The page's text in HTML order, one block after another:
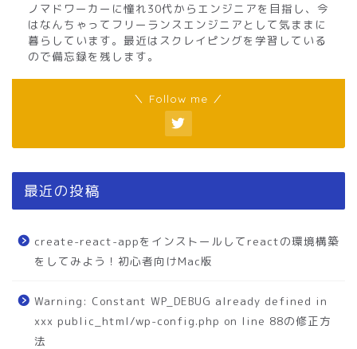
ノマドワーカーに憧れ30代からエンジニアを目指し、今
はなんちゃってフリーランスエンジニアとして気ままに
暮らしています。最近はスクレイピングを学習している
ので備忘録を残します。
＼ Follow me ／
最近の投稿
create-react-appをインストールしてreactの環境構築
をしてみよう！初心者向けMac版
Warning: Constant WP_DEBUG already defined in
xxx public_html/wp-config.php on line 88の修正方
法